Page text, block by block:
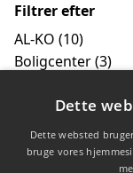
Filtrer efter
AL-KO (10)
Boligcenter(3)
Danbrit(2)
Husqvarna (3)
Ryobi (3)
Dette
Dette websted
bruge vores